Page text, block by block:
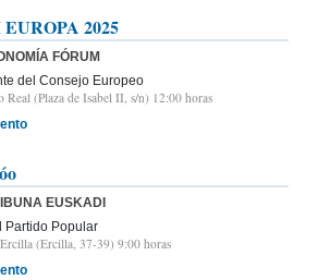
2025
FÓRUM
del Consejo Europeo
Real (Plaza de Isabel II, s/n) 12:00 horas
EUSKADI
Partido Popular
(Ercilla, 37-39) 9:00 horas